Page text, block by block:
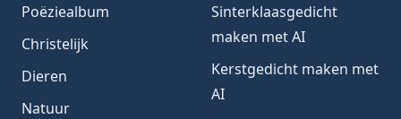
Poëziealbum
Christelijk
Dieren
Natuur
Sinterklaasgedicht
maken met AI
Kerstgedicht maken met
AI